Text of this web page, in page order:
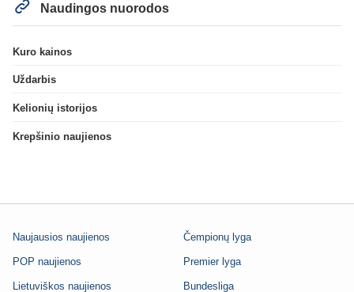
Naudingos nuorodos
Kuro kainos
Uždarbis
Kelionių istorijos
Krepšinio naujienos
Naujausios naujienos
POP naujienos
Lietuviškos naujienos
Čempionų lyga
Premier lyga
Bundesliga